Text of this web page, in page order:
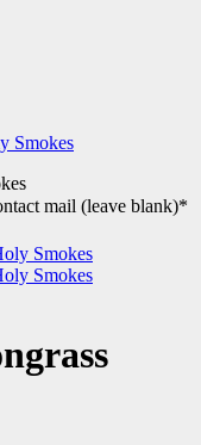
Smokes
mail (leave blank)*